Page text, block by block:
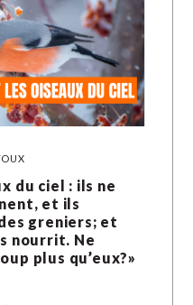
du ciel : ils ne
et ils
greniers; et
nourrit. Ne
plus qu’eux?»